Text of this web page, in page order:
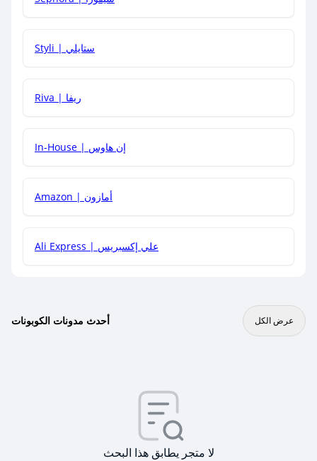
هل يمكنني جمع كود خصم مع العروض الأخرى؟
Styli | ستايلي
Riva | ريفا
In-House | إن هاوس
Amazon | أمازون
Ali Express | علي إكسبريس
أحدث مدونات الكوبونات عرض الكل
لا متجر يطابق هذا البحث